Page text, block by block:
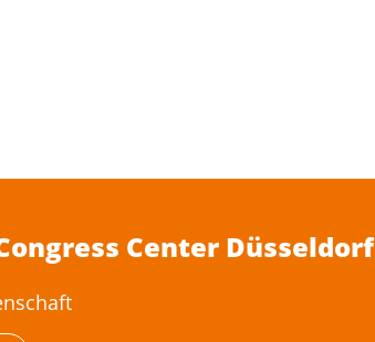
Center Düsseldorf